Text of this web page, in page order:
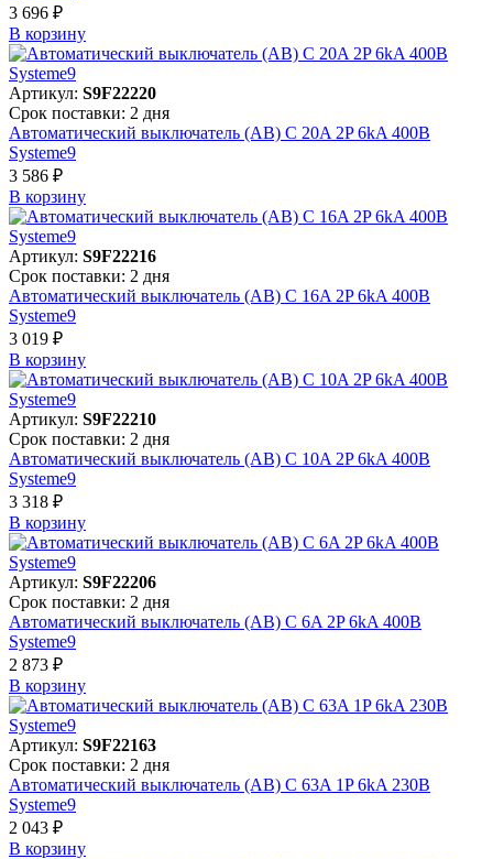
3 696 ₽
В корзинy
Артикул: S9F22220
Срок поставки: 2 дня
Автоматический выключатель (АВ) C 20A 2P 6kA 400В
Systeme9
3 586 ₽
В корзинy
Артикул: S9F22216
Срок поставки: 2 дня
Автоматический выключатель (АВ) C 16A 2P 6kA 400В
Systeme9
3 019 ₽
В корзинy
Артикул: S9F22210
Срок поставки: 2 дня
Автоматический выключатель (АВ) C 10A 2P 6kA 400В
Systeme9
3 318 ₽
В корзинy
Артикул: S9F22206
Срок поставки: 2 дня
Автоматический выключатель (АВ) C 6A 2P 6kA 400В
Systeme9
2 873 ₽
В корзинy
Артикул: S9F22163
Срок поставки: 2 дня
Автоматический выключатель (АВ) C 63A 1P 6kA 230В
Systeme9
2 043 ₽
В корзинy